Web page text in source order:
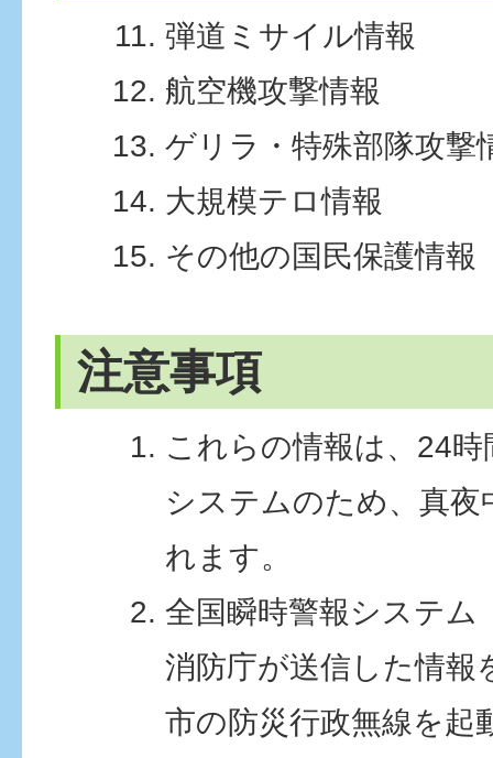
弾道ミサイル情報
航空機攻撃情報
ゲリラ・特殊部隊攻撃
大規模テロ情報
その他の国民保護情報
注意事項
これらの情報は、24
システムのため、真
れます。
全国瞬時警報システム
消防庁が送信した情報
市の防災行政無線を起